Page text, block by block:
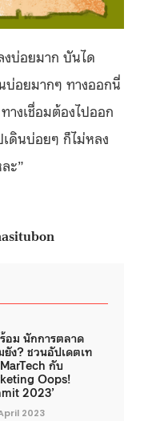
บ่อยมาก บันได
บ่อยมากๆ ทางออกนี่
างเชื่อมต้องไปออก
ดินบ่อยๆ ก็ไม่หลง
ะ”
อม นักการตลาด
ยัง? ชวนอัปเดตเท
กับ
Oops!
2023’
2023